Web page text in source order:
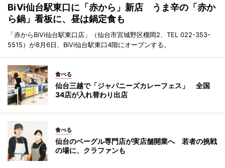
BiVi仙台駅東口に「赤から」新店 うま辛の「赤か
ら鍋」看板に、昼は鍋定食も
「赤からBiVi仙台駅東口店」（仙台市宮城野区榴岡2、TEL 022-353-
5515）が8月6日、BiVi仙台駅東口4階にオープンする。
食べる
仙台三越で「ジャパニーズカレーフェス」 全国
34店が入れ替わり出店
食べる
仙台のベーグル専門店が実店舗開業へ 若者の挑戦
の場に、クラファンも